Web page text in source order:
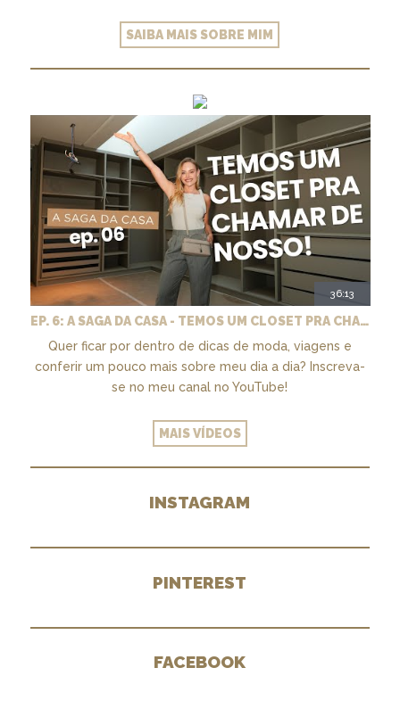
SAIBA MAIS SOBRE MIM
36:13
EP. 6: A SAGA DA CASA - TEMOS UM CLOSET PRA CHAMAR DE NOSSO + MARCENARIA E PAISAGISMO
Quer ficar por dentro de dicas de moda, viagens e
conferir um pouco mais sobre meu dia a dia? Inscreva-
se no meu canal no YouTube!
MAIS VÍDEOS
INSTAGRAM
PINTEREST
FACEBOOK